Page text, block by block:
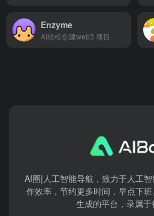
Enzyme
AI轻松创建web3 项目
AI圈|人工智能导航，致力于人工
作效率，节约更多时间，早点下
生成的平台，录属于